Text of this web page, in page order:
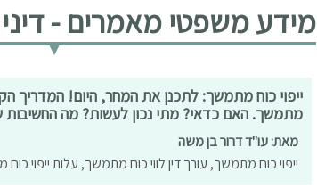
מידע משפטי מאמרים -
ייפוי כוח מתמשך: לתכנן את המחר, היום! המדריך
מתמשך. האם כדאי? מתי נכון לעשות? מה החשיבות
מאת: עו"ד דרור בן משה
ייפוי כוח מתמשך, עורך דין לווי כוח מתמשך, עלות ייפוי